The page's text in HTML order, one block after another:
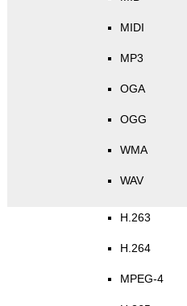
MIDI
MP3
OGA
OGG
WMA
WAV
H.263
H.264
MPEG-4